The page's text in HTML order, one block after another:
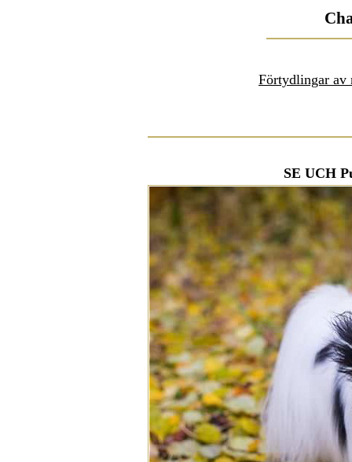
Förtydlingar av
SE UCH